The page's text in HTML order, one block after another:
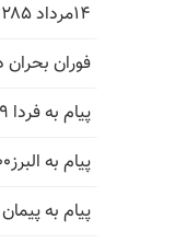
۱۴مرداد ۱۲۸۵ سالگرد انقلاب مشروطه
فوران
پیام به فردا ۶۹
پیام به البرز۱۰۰ کرج
پیام به پیمان